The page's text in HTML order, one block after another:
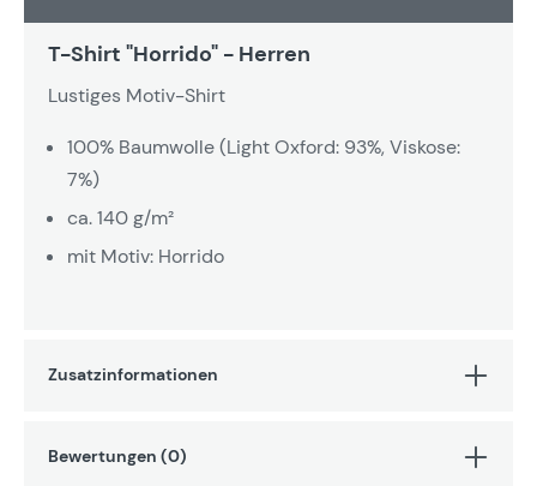
T-Shirt "Horrido" - Herren
Lustiges Motiv-Shirt
100% Baumwolle (Light Oxford: 93%, Viskose:
7%)
ca. 140 g/m²
mit Motiv: Horrido
Zusatzinformationen
Bewertungen (0)